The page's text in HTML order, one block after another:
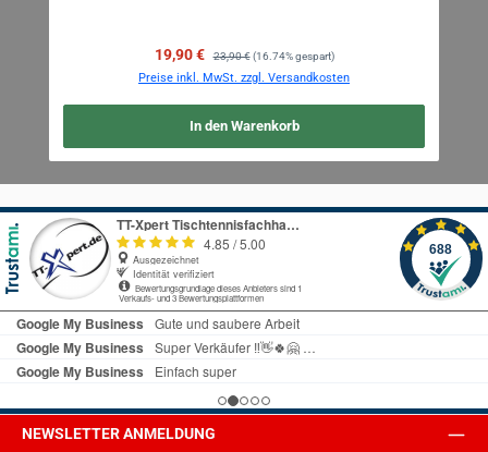
Verkaufspreis:
19,90 € Regulärer Preis:
23,90 € (16.74% gespart)
Preise inkl. MwSt. zzgl. Versandkosten
In den Warenkorb
NEWSLETTER ANMELDUNG
Text vergrößern Hochkontrastmodus